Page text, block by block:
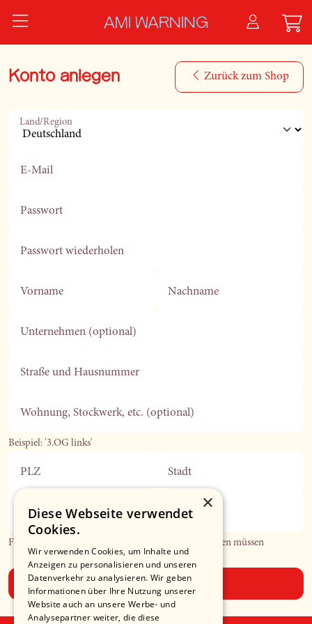
AMI WARNING
Konto anlegen Zurück zum Shop
Land/Region
E-Mail
Passwort
Passwort wiederholen
Vorname Nachname
Unternehmen (optional)
Straße und Hausnummer
Wohnung, Stockwerk, etc. (optional)
Beispiel: '3.OG links'
PLZ Stadt
Telefonnummer (optional)
Falls wir Sie in Bezug auf Ihre Bestellung kontaktieren müssen
Absenden
×
Diese Webseite verwendet
Cookies.
Wir verwenden Cookies, um Inhalte und
Anzeigen zu personalisieren und unseren
Datenverkehr zu analysieren. Wir geben
Informationen über Ihre Nutzung unserer
Website auch an unsere Werbe- und
Analysepartner weiter, die diese